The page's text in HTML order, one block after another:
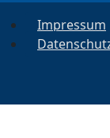
Impressum